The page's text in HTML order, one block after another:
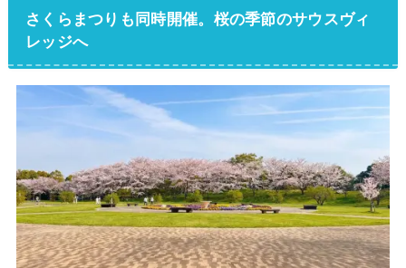
さくらまつりも同時開催。桜の季節のサウスヴィ
レッジへ